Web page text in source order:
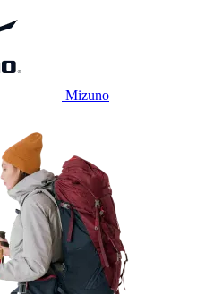
Mizuno